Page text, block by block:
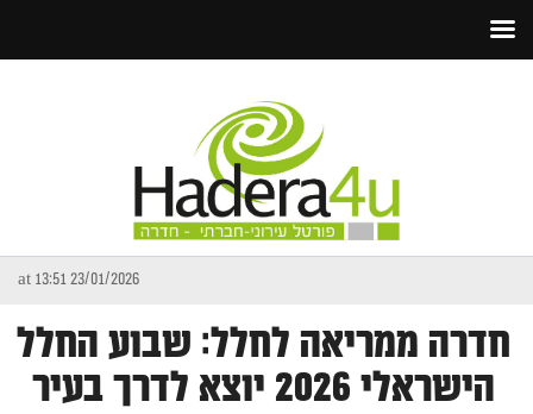
23/01/2026 at 13:51
חדרה ממריאה לחלל: שבוע החלל
הישראלי 2026 יוצא לדרך בעיר